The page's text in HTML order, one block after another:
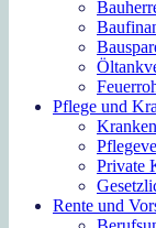
Pflege und
Private
Rente und